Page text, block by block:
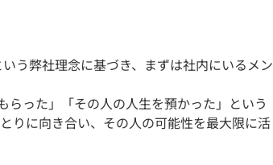
う弊社理念に基づき、まずは社内にいるメン
らった」「その人の人生を預かった」という
りに向き合い、その人の可能性を最大限に活